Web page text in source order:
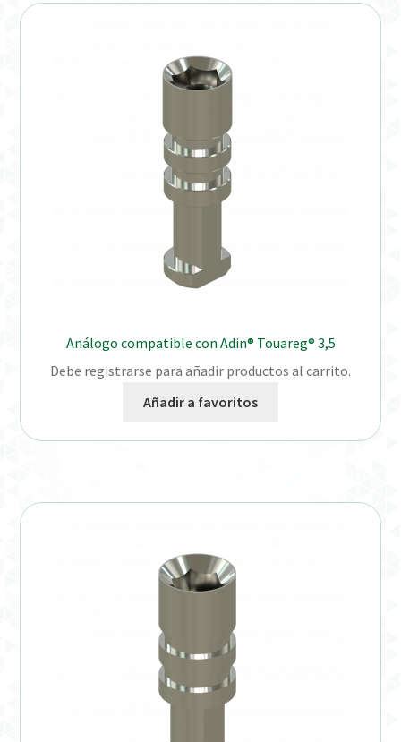
Distribuidores
Instrucciones de uso (ESP)
Instructions for Use (ENG)
Productos Favoritos
Verification Required
Análogo compatible con Adin® Touareg® 3,5
Debe registrarse para añadir productos al carrito.
Añadir a favoritos